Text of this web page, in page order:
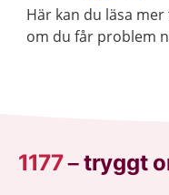
Här kan du läsa
om du får problem
1177–tryggt